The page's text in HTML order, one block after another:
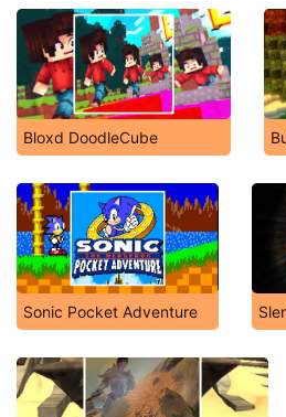
Bloxd DoodleCube
Sonic Pocket Adventure